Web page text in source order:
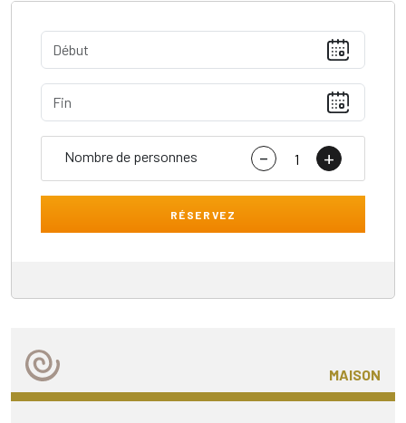
Nombre de personnes - +
RÉSERVEZ
MAISON